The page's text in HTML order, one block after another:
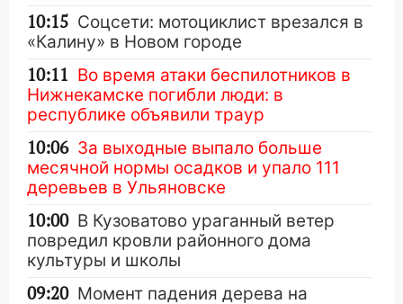
10:15 Соцсети: мотоциклист врезался в
«Калину» в Новом городе
10:11 Во время атаки беспилотников в
Нижнекамске погибли люди: в
республике объявили траур
10:06 За выходные выпало больше
месячной нормы осадков и упало 111
деревьев в Ульяновске
10:00 В Кузоватово ураганный ветер
повредил кровли районного дома
культуры и школы
09:20 Момент падения дерева на